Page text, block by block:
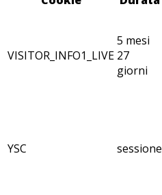
VISITOR_INFO1_LIVE
5 mesi
27
giorni
YSC sessione